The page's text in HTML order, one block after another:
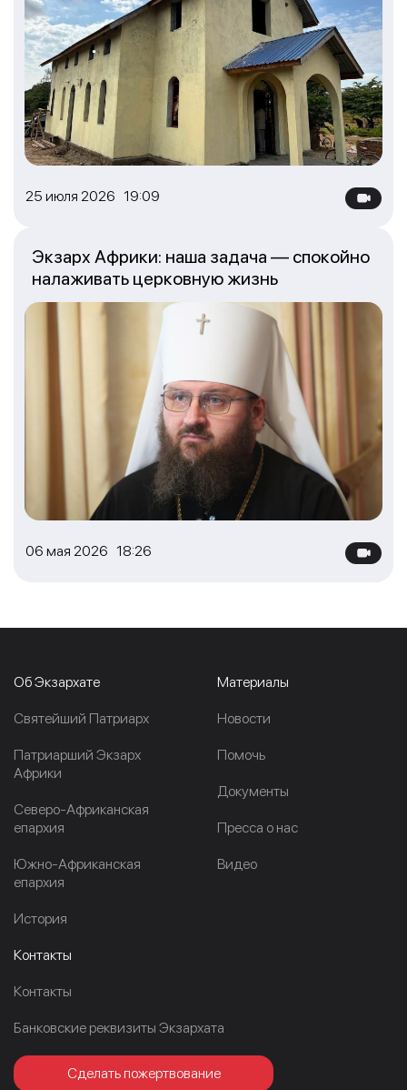
25 июля 2026 19:09
06 мая 2026 18:26
Экзарх Африки: наша задача — спокойно
налаживать церковную жизнь
Об Экзархате
Cвятейший Патриарх
Патриарший Экзарх
Африки
Северо-Африканская
епархия
Южно-Африканская
епархия
История
Материалы
Новости
Помочь
Документы
Пресса о нас
Видео
Контакты
Контакты
Банковские реквизиты Экзархата
Сделать пожертвование